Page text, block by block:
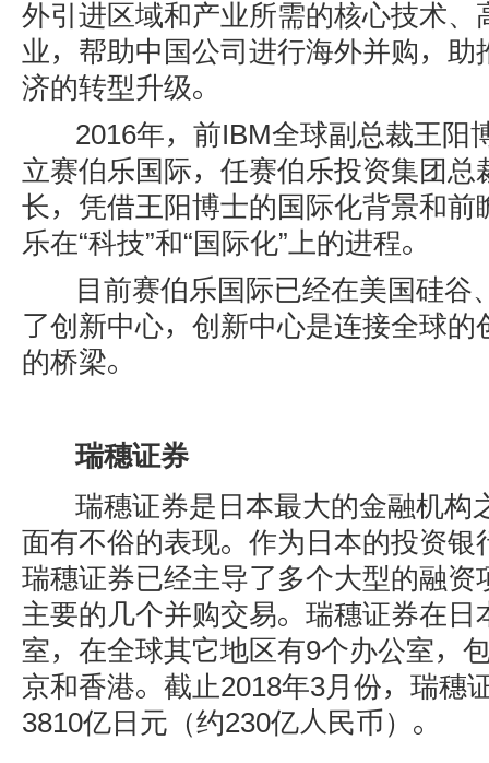
外引进区域和产业所需的核心技术、
业，帮助中国公司进行海外并购，助
济的转型升级。
2016年，前IBM全球副总裁王阳
立赛伯乐国际，任赛伯乐投资集团总
长，凭借王阳博士的国际化背景和前
乐在“科技”和“国际化”上的进程。
目前赛伯乐国际已经在美国硅谷
了创新中心，创新中心是连接全球的
的桥梁。
瑞穗证券
瑞穗证券是日本最大的金融机构
面有不俗的表现。作为日本的投资银
瑞穗证券已经主导了多个大型的融资
主要的几个并购交易。瑞穗证券在日
室，在全球其它地区有9个办公室，
京和香港。截止2018年3月份，瑞穗
3810亿日元（约230亿人民币）。